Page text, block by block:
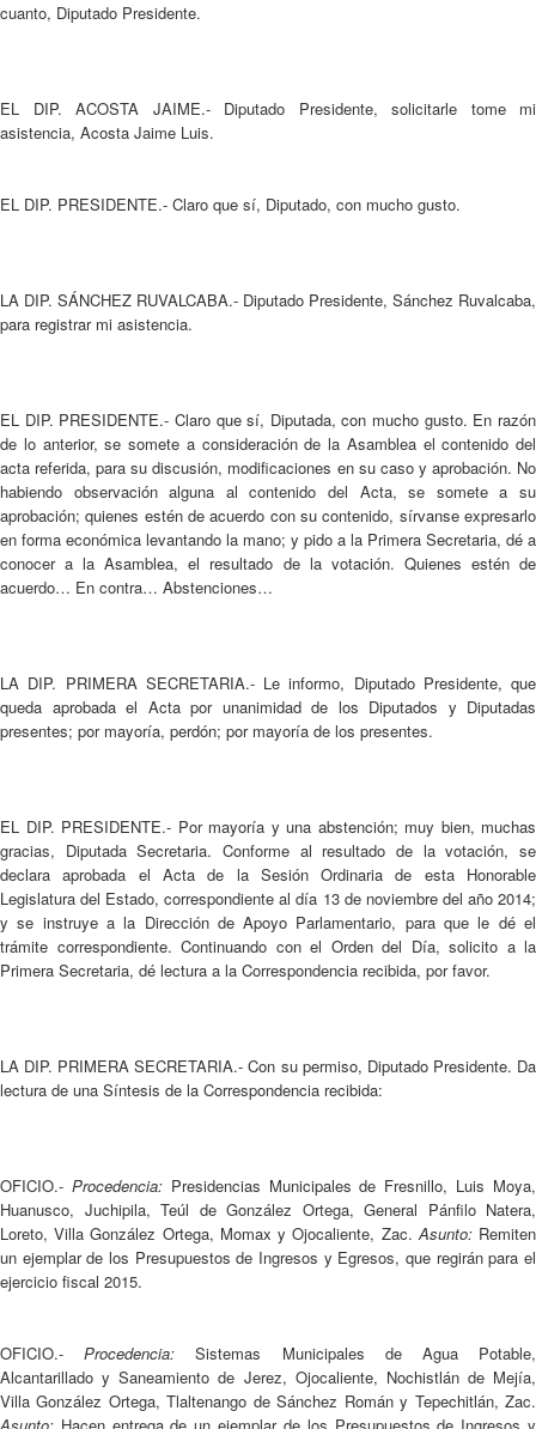
cuanto, Diputado Presidente.
EL DIP. ACOSTA JAIME.- Diputado Presidente, solicitarle tome mi
asistencia, Acosta Jaime Luis.
EL DIP. PRESIDENTE.- Claro que sí, Diputado, con mucho gusto.
LA DIP. SÁNCHEZ RUVALCABA.- Diputado Presidente, Sánchez Ruvalcaba,
para registrar mi asistencia.
EL DIP. PRESIDENTE.- Claro que sí, Diputada, con mucho gusto. En razón
de lo anterior, se somete a consideración de la Asamblea el contenido del
acta referida, para su discusión, modificaciones en su caso y aprobación. No
habiendo observación alguna al contenido del Acta, se somete a su
aprobación; quienes estén de acuerdo con su contenido, sírvanse expresarlo
en forma económica levantando la mano; y pido a la Primera Secretaria, dé a
conocer a la Asamblea, el resultado de la votación. Quienes estén de
acuerdo… En contra… Abstenciones…
LA DIP. PRIMERA SECRETARIA.- Le informo, Diputado Presidente, que
queda aprobada el Acta por unanimidad de los Diputados y Diputadas
presentes; por mayoría, perdón; por mayoría de los presentes.
EL DIP. PRESIDENTE.- Por mayoría y una abstención; muy bien, muchas
gracias, Diputada Secretaria. Conforme al resultado de la votación, se
declara aprobada el Acta de la Sesión Ordinaria de esta Honorable
Legislatura del Estado, correspondiente al día 13 de noviembre del año 2014;
y se instruye a la Dirección de Apoyo Parlamentario, para que le dé el
trámite correspondiente. Continuando con el Orden del Día, solicito a la
Primera Secretaria, dé lectura a la Correspondencia recibida, por favor.
LA DIP. PRIMERA SECRETARIA.- Con su permiso, Diputado Presidente. Da
lectura de una Síntesis de la Correspondencia recibida:
OFICIO.- Procedencia:Presidencias Municipales de Fresnillo, Luis Moya,
Huanusco, Juchipila, Teúl de González Ortega, General Pánfilo Natera,
Loreto, Villa González Ortega, Momax y Ojocaliente, Zac. Asunto:Remiten
un ejemplar de los Presupuestos de Ingresos y Egresos, que regirán para el
ejercicio fiscal 2015.
OFICIO.-Procedencia: Sistemas Municipales de Agua Potable,
Alcantarillado y Saneamiento de Jerez, Ojocaliente, Nochistlán de Mejía,
Villa González Ortega, Tlaltenango de Sánchez Román y Tepechitlán, Zac.